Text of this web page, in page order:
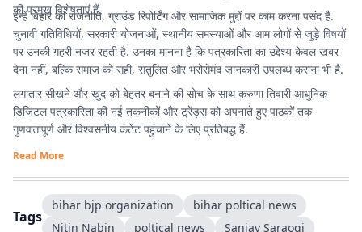
की प्रमुख विशेषताएं हैं.
इन्हें बिहार की राजनीति, ग्राउंड रिपोर्टिंग और सामाजिक मुद्दों पर काम करना पसंद है.
चुनावी गतिविधियों, सरकारी योजनाओं, स्थानीय समस्याओं और आम लोगों से जुड़े विषयों
पर उनकी गहरी नजर रहती है. उनका मानना है कि पत्रकारिता का उद्देश्य केवल खबर
देना नहीं, बल्कि समाज को सही, संतुलित और भरोसेमंद जानकारी उपलब्ध कराना भी है.
लगातार सीखने और खुद को बेहतर बनाने की सोच के साथ करुणा तिवारी आधुनिक
डिजिटल पत्रकारिता की नई तकनीकों और ट्रेंड्स को अपनाते हुए पाठकों तक
गुणवत्तापूर्ण और विश्वसनीय कंटेंट पहुंचाने के लिए प्रतिबद्ध हैं.
Read More
Tags
bihar bjp organization
bihar poltical news
Nitin Nabin
poltical news Sanjay Saraogi